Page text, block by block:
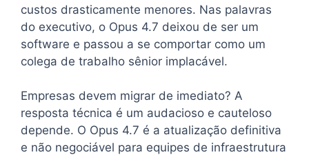
custos drasticamente menores. Nas palavras
do executivo, o Opus 4.7 deixou de ser um
software e passou a se comportar como um
colega de trabalho sênior implacável.
Empresas devem migrar de imediato? A
resposta técnica é um audacioso e cauteloso
depende. O Opus 4.7 é a atualização definitiva
e não negociável para equipes de infraestrutura